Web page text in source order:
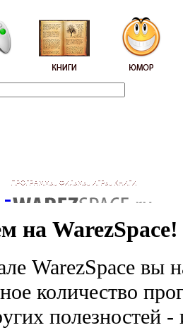
на WarezSpace!
WarezSpace вы
количество
полезностей